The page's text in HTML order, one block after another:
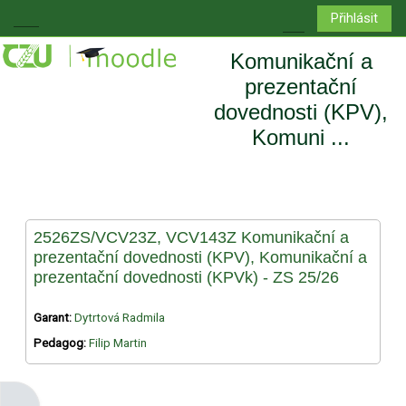
Boční panel
Přepnout
Přihlásit
Komunikační a
prezentační
dovednosti (KPV),
Komuni ...
2526ZS/VCV23Z, VCV143Z Komunikační a
prezentační dovednosti (KPV), Komunikační a
prezentační dovednosti (KPVk) - ZS 25/26
Garant: Dytrtová Radmila
Pedagog: Filip Martin